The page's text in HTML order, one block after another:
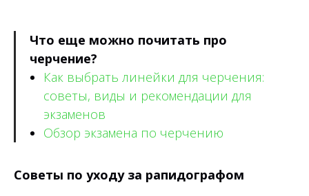
Что еще можно почитать про
черчение?
Как выбрать линейки для черчения:
советы, виды и рекомендации для
экзаменов
Обзор экзамена по черчению
Советы по уходу за рапидографом